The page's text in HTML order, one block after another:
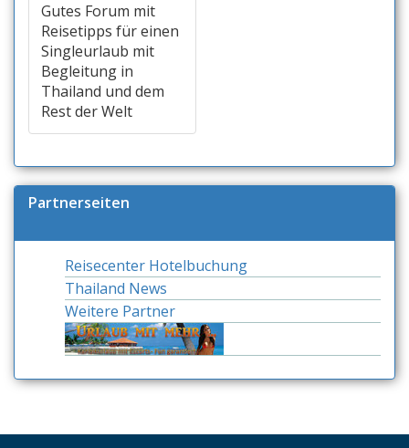
Gutes Forum mit
Reisetipps für einen
Singleurlaub mit
Begleitung in
Thailand und dem
Rest der Welt
Partnerseiten
Reisecenter Hotelbuchung
Thailand News
Weitere Partner